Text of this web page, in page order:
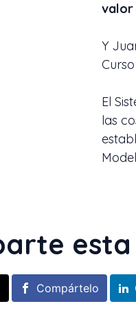
valor
Y
Curso
El
las
Compártelo